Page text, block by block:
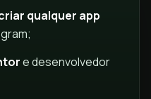
qualquer app
e desenvolvedor